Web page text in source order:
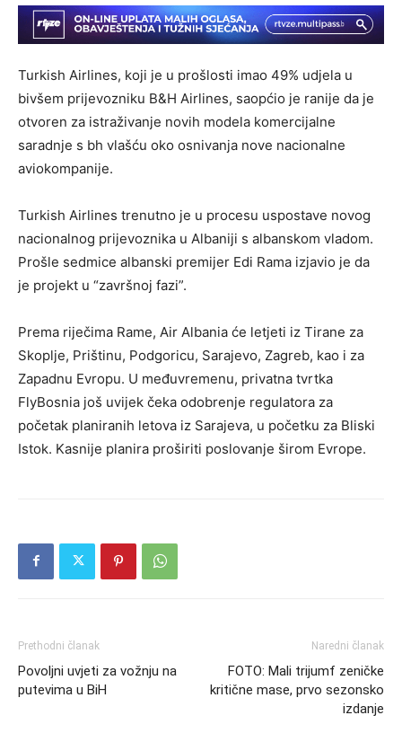
Turkish Airlines, koji je u prošlosti imao 49% udjela u
bivšem prijevozniku B&H Airlines, saopćio je ranije da je
otvoren za istraživanje novih modela komercijalne
saradnje s bh vlašću oko osnivanja nove nacionalne
aviokompanije.
Turkish Airlines trenutno je u procesu uspostave novog
nacionalnog prijevoznika u Albaniji s albanskom vladom.
Prošle sedmice albanski premijer Edi Rama izjavio je da
je projekt u “završnoj fazi”.
Prema riječima Rame, Air Albania će letjeti iz Tirane za
Skoplje, Prištinu, Podgoricu, Sarajevo, Zagreb, kao i za
Zapadnu Evropu. U međuvremenu, privatna tvrtka
FlyBosnia još uvijek čeka odobrenje regulatora za
početak planiranih letova iz Sarajeva, u početku za Bliski
Istok. Kasnije planira proširiti poslovanje širom Evrope.
Prethodni članak
Povoljni uvjeti za vožnju na
putevima u BiH
Naredni članak
FOTO: Mali trijumf zeničke
kritične mase, prvo sezonsko
izdanje